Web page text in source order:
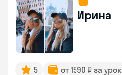
Ирина
5 от 1590 ₽ за урок